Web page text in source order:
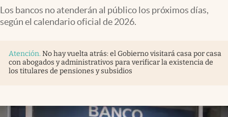
Los bancos no atenderán al público los próximos días,
según el calendario oficial de 2026.
Atención. No hay vuelta atrás: el Gobierno visitará casa por casa
con abogados y administrativos para verificar la existencia de
los titulares de pensiones y subsidios